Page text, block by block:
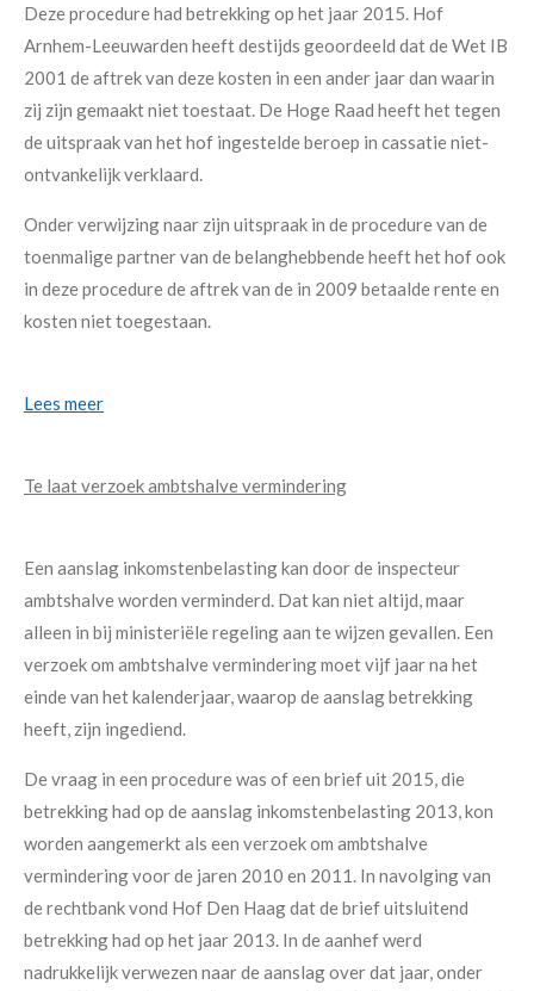
Deze procedure had betrekking op het jaar 2015. Hof
Arnhem-Leeuwarden heeft destijds geoordeeld dat de Wet IB
2001 de aftrek van deze kosten in een ander jaar dan waarin
zij zijn gemaakt niet toestaat. De Hoge Raad heeft het tegen
de uitspraak van het hof ingestelde beroep in cassatie niet-
ontvankelijk verklaard.
Onder verwijzing naar zijn uitspraak in de procedure van de
toenmalige partner van de belanghebbende heeft het hof ook
in deze procedure de aftrek van de in 2009 betaalde rente en
kosten niet toegestaan.
Lees meer
Te laat verzoek ambtshalve vermindering
Een aanslag inkomstenbelasting kan door de inspecteur
ambtshalve worden verminderd. Dat kan niet altijd, maar
alleen in bij ministeriële regeling aan te wijzen gevallen. Een
verzoek om ambtshalve vermindering moet vijf jaar na het
einde van het kalenderjaar, waarop de aanslag betrekking
heeft, zijn ingediend.
De vraag in een procedure was of een brief uit 2015, die
betrekking had op de aanslag inkomstenbelasting 2013, kon
worden aangemerkt als een verzoek om ambtshalve
vermindering voor de jaren 2010 en 2011. In navolging van
de rechtbank vond Hof Den Haag dat de brief uitsluitend
betrekking had op het jaar 2013. In de aanhef werd
nadrukkelijk verwezen naar de aanslag over dat jaar, onder